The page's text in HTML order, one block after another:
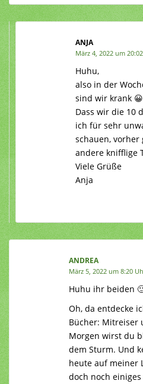
ANJA
März 4, 2022 um
Huhu,
also in der
sind wir krank 😀
Dass wir die 10
ich für sehr
schauen,
andere knifflige
Viele Grüße
Anja
ANDREA
März 5, 2022 um 8:20
Huhu ihr beiden
Oh, da entdecke
Bücher: Mitreiser
Morgen wirst du
dem Sturm. Und
heute auf meiner
doch noch